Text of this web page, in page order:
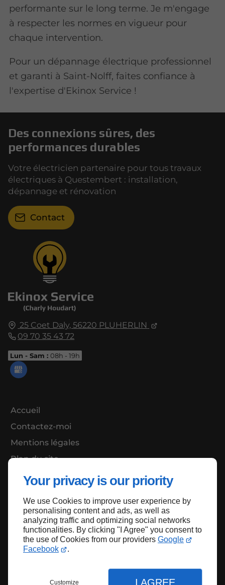
Your privacy is our priority
We use Cookies to improve user experience by
personalising content and ads, as well as
analyzing traffic and optimizing social networks
functionalities. By clicking "I Agree" you consent to
the use of Cookies from our providers Google
Facebook
.
Customize I AGREE
performante sur le long terme. Je m'engage
à respecter les normes en vigueur pour
chaque intervention.
Pour un dépannage électrique professionnel
et garanti à Saint-Nolff, faites confiance à
l'expertise d'Ekinox Service !
25 Coet Daly,56220 PLUHERLIN
09 70 35 43 72
Lun - Sam :08h - 19h
Accueil
Contactez-moi
Mentions légales
Plan du site
Des connexions sûres, des
performances durables
Votre électricien partenaire pour tous travaux
électriques à Questembert : installation,
dépannage et rénovation
Contact
Haut de page